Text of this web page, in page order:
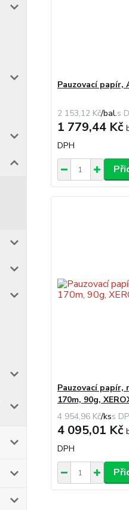
Pauzovací papír,
2 153,12 Kč/bal.
1 779,44 Kč
DPH
Pauzovací papír,
170m, 90g,
4 954,96 Kč/ks
4 095,01 Kč
DPH